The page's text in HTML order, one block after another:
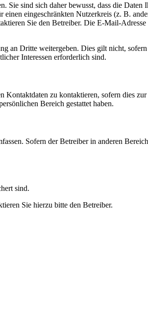
Sie sind sich daher bewusst, dass die
eingeschränkten Nutzerkreis (z. B.
Sie den Betreiber. Die E-Mail-
an Dritte weitergeben. Dies gilt nicht,
Interessen erforderlich sind.
Kontaktdaten zu kontaktieren, sofern dies
Bereich gestattet haben.
Sofern der Betreiber in anderen
sind.
Sie hierzu bitte den Betreiber.